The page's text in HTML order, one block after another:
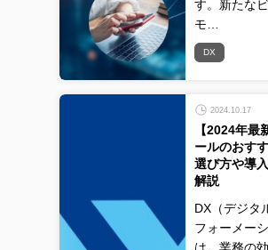
す。新たな
モ…
DX
2024.10.17
【2024年最
ールのおす
選び方や導
解説
DX（デジタ
フォーメーシ